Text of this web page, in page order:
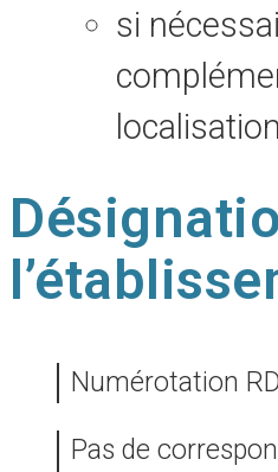
si
Numérotation
Pas de correspondance avec RDA